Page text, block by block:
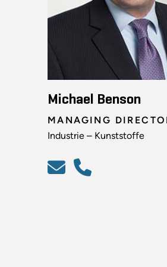
Michael Benson
MANAGING
Industrie – Kunststoffe